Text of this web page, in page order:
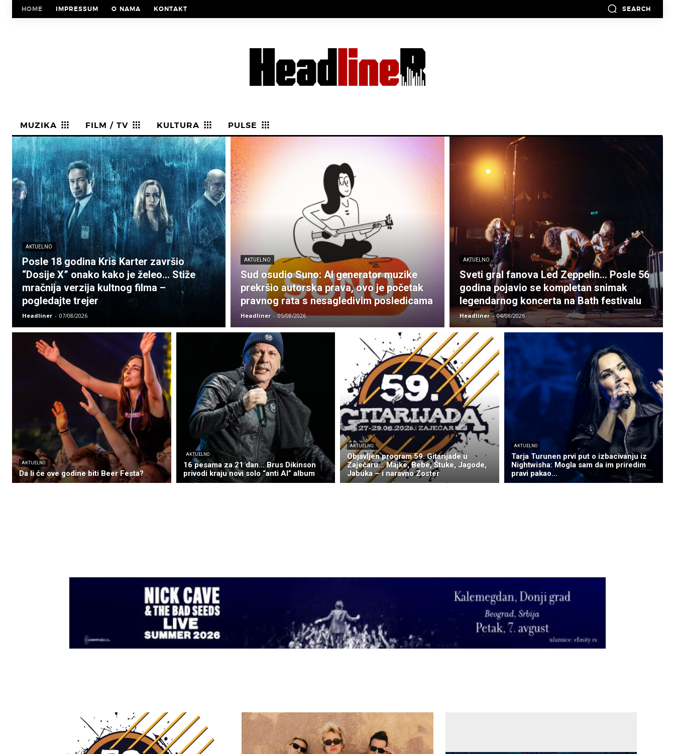
HOME IMPRESSUM O NAMA KONTAKT SEARCH
MUZIKA FILM / TV KULTURA PULSE
AKTUELNO
Posle 18 godina Kris Karter završio
“Dosije X” onako kako je želeo… Stiže
mračnija verzija kultnog filma –
pogledajte trejer
Headliner - 07/08/2026
AKTUELNO
Sud osudio Suno: AI generator muzike
prekršio autorska prava, ovo je početak
pravnog rata s nesagledivim posledicama
Headliner - 05/08/2026
AKTUELNO
Sveti gral fanova Led Zeppelin… Posle 56
godina pojavio se kompletan snimak
legendarnog koncerta na Bath festivalu
Headliner - 04/08/2026
AKTUELNO
Da li će ove godine biti Beer Festa?
AKTUELNO
16 pesama za 21 dan… Brus Dikinson
privodi kraju novi solo “anti AI” album
AKTUELNO
Objavljen program 59. Gitarijade u
Zaječaru… Majke, Bebe, Štuke, Jagode,
Jabuka – i naravno Zoster
AKTUELNO
Tarja Turunen prvi put o izbacivanju iz
Nightwisha: Mogla sam da im priredim
pravi pakao…